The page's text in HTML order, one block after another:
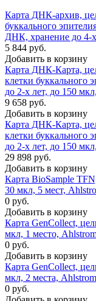
Карта ДНК-архив,
буккального
ДНК, хранение до 4-х
5 844 руб.
Добавить в корзину
Карта ДНК-Карта,
клетки буккального
до 2-х лет, до 150
9 658 руб.
Добавить в корзину
Карта ДНК-Карта,
клетки буккального
до 2-х лет, до 150
29 898 руб.
Добавить в корзину
Карта BioSample
30 мкл, 5 мест,
0 руб.
Добавить в корзину
Карта GenCollect,
мкл, 1 место,
0 руб.
Добавить в корзину
Карта GenCollect,
мкл, 2 места,
0 руб.